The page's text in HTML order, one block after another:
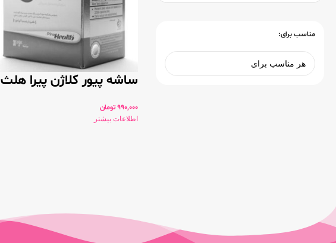
مناسب برای:
ساشه پیور کلاژن پیرا هلث
990,000تومان
اطلاعات بیشتر